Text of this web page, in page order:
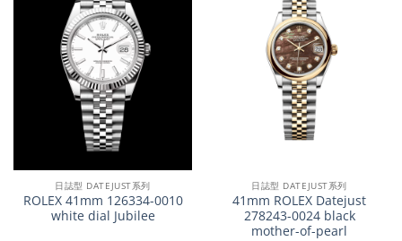
日誌型 DATEJUST系列
ROLEX 41mm 126334-0010
white dial Jubilee
日誌型 DATEJUST系列
41mm ROLEX Datejust
278243-0024 black
mother-of-pearl